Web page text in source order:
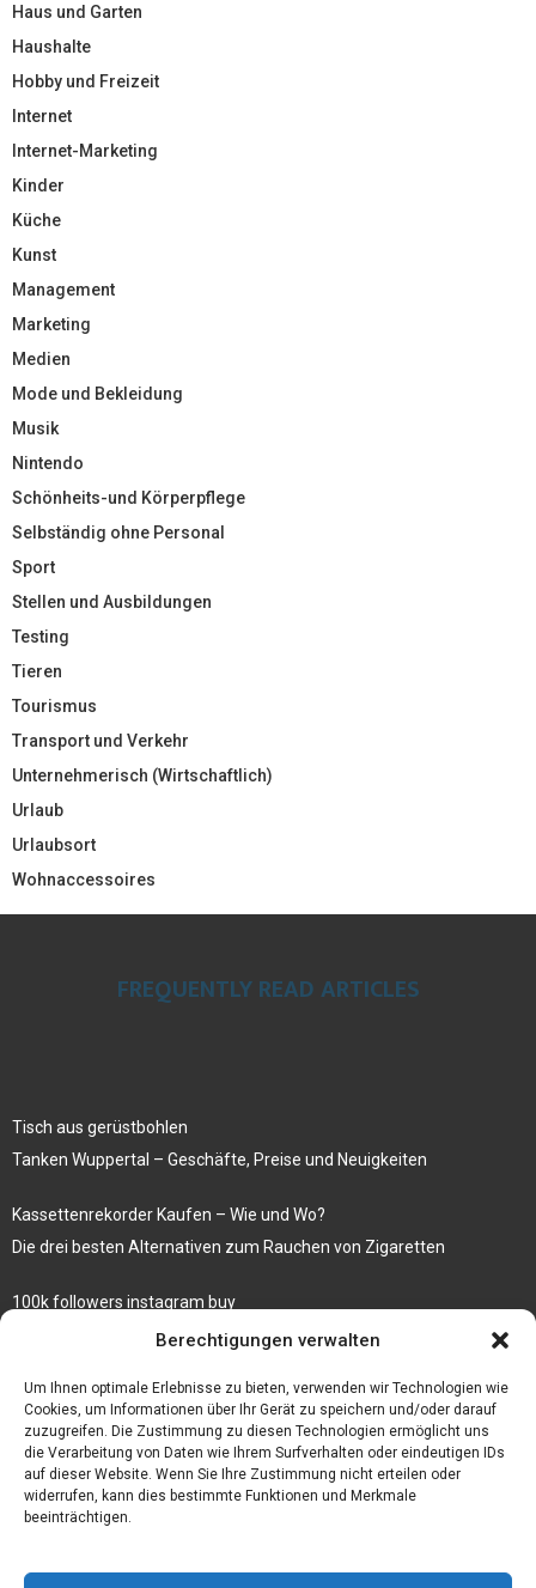
Berechtigungen verwalten
Um Ihnen optimale Erlebnisse zu bieten, verwenden wir Technologien wie
Cookies, um Informationen über Ihr Gerät zu speichern und/oder darauf
zuzugreifen. Die Zustimmung zu diesen Technologien ermöglicht uns
die Verarbeitung von Daten wie Ihrem Surfverhalten oder eindeutigen IDs
auf dieser Website. Wenn Sie Ihre Zustimmung nicht erteilen oder
widerrufen, kann dies bestimmte Funktionen und Merkmale
beeinträchtigen.
Haus und Garten
Haushalte
Hobby und Freizeit
Internet
Internet-Marketing
Kinder
Küche
Kunst
Management
Marketing
Medien
Mode und Bekleidung
Musik
Nintendo
Schönheits-und Körperpflege
Selbständig ohne Personal
Sport
Stellen und Ausbildungen
Testing
Tieren
Tourismus
Transport und Verkehr
Unternehmerisch (Wirtschaftlich)
Urlaub
Urlaubsort
Wohnaccessoires
FREQUENTLY READ ARTICLES
Tisch aus gerüstbohlen
Tanken Wuppertal – Geschäfte, Preise und Neuigkeiten
Kassettenrekorder Kaufen – Wie und Wo?
Die drei besten Alternativen zum Rauchen von Zigaretten
100k followers instagram buy
Rezepte für gekochte Süßkartoffeln
Gönnen Sie sich bedruckte Fliesen mit einem eigenen Bild